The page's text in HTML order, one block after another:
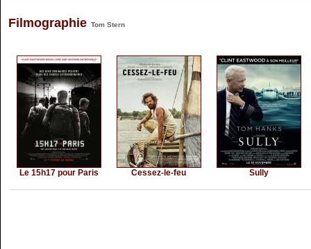
Filmographie Tom Stern
Le 15h17 pour Paris Cessez-le-feu Sully